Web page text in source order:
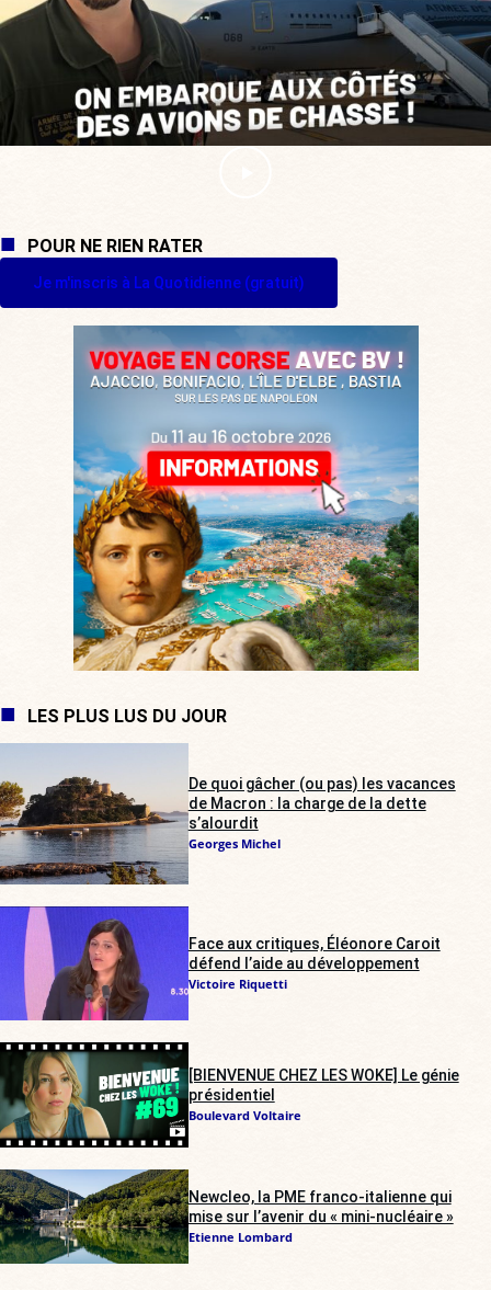
POUR NE RIEN RATER
Je m'inscris à La Quotidienne (gratuit)
LES PLUS LUS DU JOUR
De quoi gâcher (ou pas) les vacances
de Macron : la charge de la dette
s’alourdit
Georges Michel
Face aux critiques, Éléonore Caroit
défend l’aide au développement
Victoire Riquetti
[BIENVENUE CHEZ LES WOKE] Le génie
présidentiel
Boulevard Voltaire
Newcleo, la PME franco-italienne qui
mise sur l’avenir du « mini-nucléaire »
Etienne Lombard